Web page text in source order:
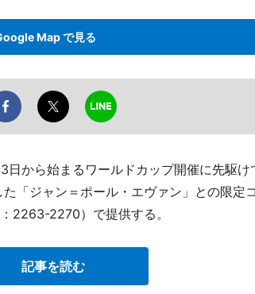
Map で見る
日から始まるワールドカップ開催に先駆
「ジャン＝ポール・エヴァン」との限定
2263-2270）で提供する。
記事を読む